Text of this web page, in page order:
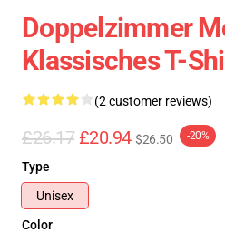
Doppelzimmer
Klassisches T-
(2 customer reviews)
£26.17 £20.94 $26.50 -20%
Type
Unisex
Color